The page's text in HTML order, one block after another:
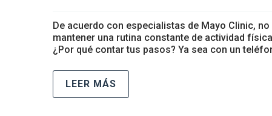
De acuerdo con especialistas de Mayo Clinic,
mantener una rutina constante de actividad
¿Por qué contar tus pasos? Ya sea con un
LEER MÁS